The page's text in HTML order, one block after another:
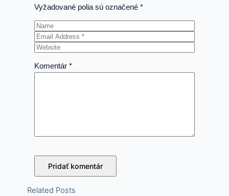
Vyžadované polia sú označené*
Komentár*
Related Posts